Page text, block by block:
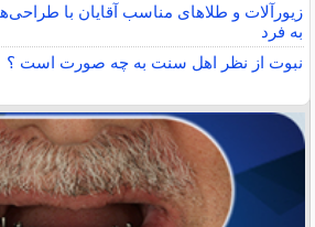
زیورآلات و طلاهای مناسب آقایان با
به فرد
نبوت از نظر اهل سنت به چه صورت است ؟